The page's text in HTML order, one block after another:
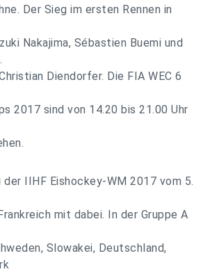
Der Sieg im ersten Rennen in
Nakajima, Sébastien Buemi und
Diendorfer. Die FIA WEC 6
2017 sind von 14.20 bis 21.00 Uhr
der IIHF Eishockey-WM 2017 vom 5.
mit dabei. In der Gruppe A
Slowakei, Deutschland,